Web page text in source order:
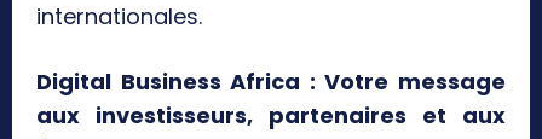
internationales.
Digital Business Africa : Votre message
aux investisseurs, partenaires et aux